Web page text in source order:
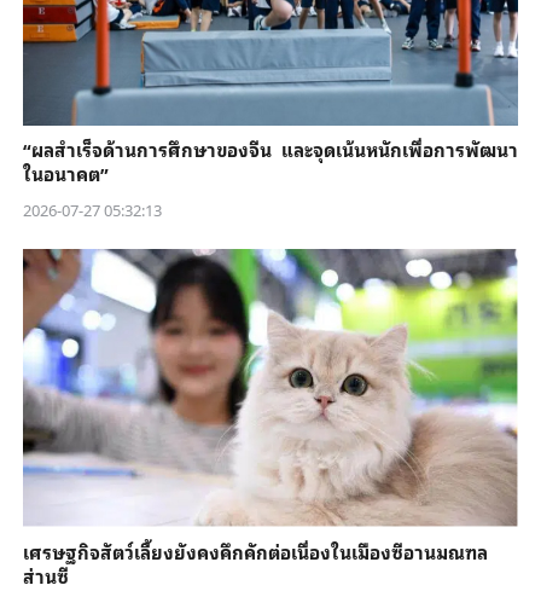
“ผลสำเร็จด้านการศึกษาของจีน และจุดเน้นหนักเพื่อการพัฒนา
ในอนาคต”
2026-07-27 05:32:13
เศรษฐกิจสัตว์เลี้ยงยังคงคึกคักต่อเนื่องในเมืองซีอานมณฑล
ส่านซี